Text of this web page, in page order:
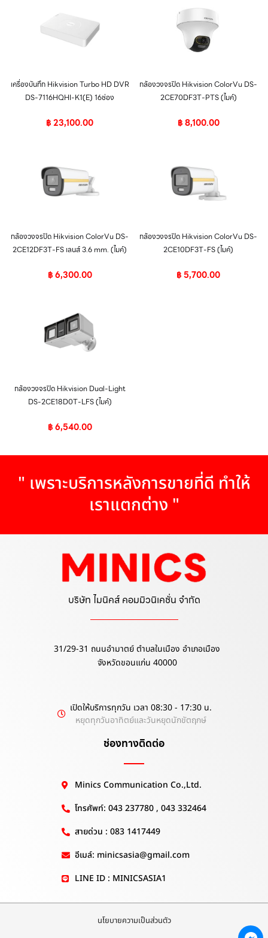
เครื่องบันทึก Hikvision Turbo HD DVR
DS-7116HQHI-K1(E) 16ช่อง
฿23,100.00
กล้องวงจรปิด Hikvision ColorVu DS-
2CE70DF3T-PTS (ไมค์)
฿8,100.00
กล้องวงจรปิด Hikvision ColorVu DS-
2CE12DF3T-FS เลนส์ 3.6 mm. (ไมค์)
฿6,300.00
กล้องวงจรปิด Hikvision ColorVu DS-
2CE10DF3T-FS (ไมค์)
฿5,700.00
กล้องวงจรปิด Hikvision Dual-Light
DS-2CE18D0T-LFS (ไมค์)
฿6,540.00
" เพราะบริการหลังการขายที่ดี ทำให้
เราแตกต่าง "
บริษัท ไมนิคส์ คอมมิวนิเคชั่น จำกัด
31/29-31 ถนนอำมาตย์ ตำบลในเมือง อำเภอเมือง
จังหวัดขอนแก่น 40000
เปิดให้บริการทุกวัน เวลา 08:30 - 17:30 น.
หยุดทุกวันอาทิตย์และวันหยุดนักขัตฤกษ์
ช่องทางติดต่อ
Minics Communication Co.,Ltd.
โทรศัพท์: 043 237780 , 043 332464
สายด่วน : 083 1417449
อีเมล์: minicsasia@gmail.com
LINE ID : MINICSASIA1
นโยบายความเป็นส่วนตัว